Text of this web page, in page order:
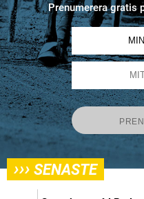
Prenumerera gratis
››› SENASTE